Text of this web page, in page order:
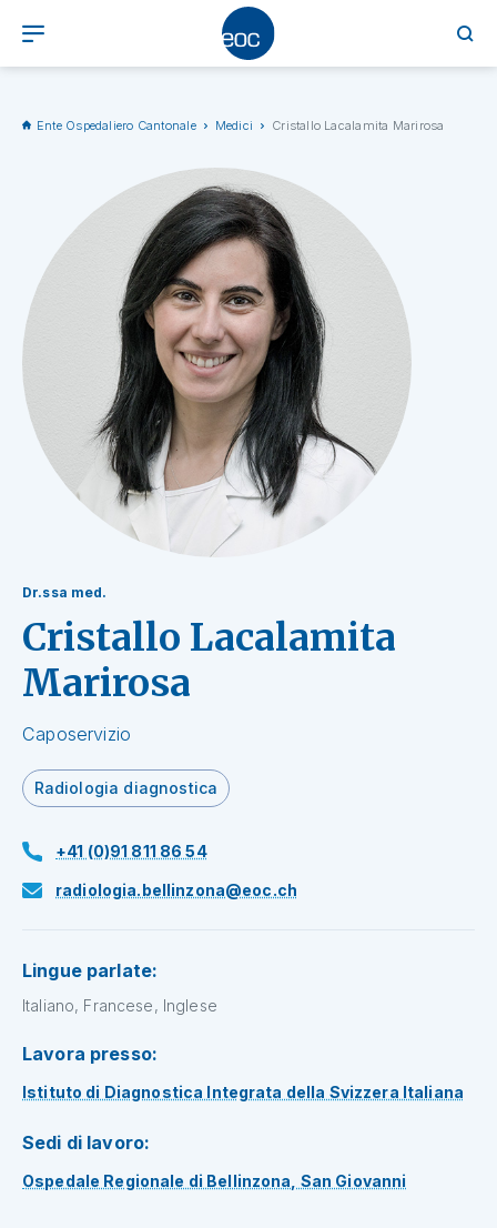
Ente Ospedaliero Cantonale Medici Cristallo Lacalamita Marirosa
Dr.ssa med.
Cristallo Lacalamita
Marirosa
Caposervizio
Radiologia diagnostica
+41 (0)91 811 86 54
radiologia.bellinzona@eoc.ch
Lingue parlate:
Italiano, Francese, Inglese
Lavora presso:
Istituto di Diagnostica Integrata della Svizzera Italiana
Sedi di lavoro:
Ospedale Regionale di Bellinzona, San Giovanni